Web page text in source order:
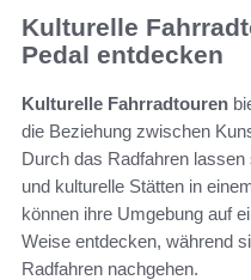
Kulturelle
Pedal entdecken
Kulturelle Fahrradtouren
die Beziehung zwischen
Durch das Radfahren
und kulturelle Stätten in
können ihre Umgebung auf
Weise entdecken, während
Radfahren nachgehen.